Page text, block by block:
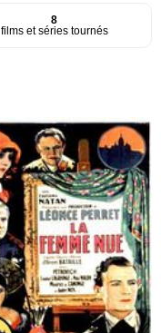
8
films et séries tournés